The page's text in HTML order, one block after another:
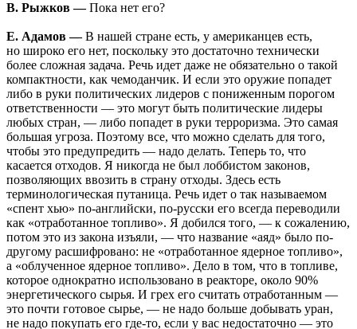
В. Рыжков —Пока нет его?
Е. Адамов —В нашей стране есть, у американцев есть,
но широко его нет, поскольку это достаточно технически
более сложная задача. Речь идет даже не обязательно о такой
компактности, как чемоданчик. И если это оружие попадет
либо в руки политических лидеров с пониженным порогом
ответственности — это могут быть политические лидеры
любых стран, — либо попадет в руки терроризма. Это самая
большая угроза. Поэтому все, что можно сделать для того,
чтобы это предупредить — надо делать. Теперь то, что
касается отходов. Я никогда не был лоббистом законов,
позволяющих ввозить в страну отходы. Здесь есть
терминологическая путаница. Речь идет о так называемом
«спент хью» по-английски, по-русски его всегда переводили
как «отработанное топливо». Я добился того, — к сожалению,
потом это из закона изъяли, — что название «аяд» было по-
другому расшифровано: не «отработанное ядерное топливо»,
а «облученное ядерное топливо». Дело в том, что в топливе,
которое однократно использовано в реакторе, около 90%
энергетического сырья. И грех его считать отработанным —
это почти готовое сырье, — не надо больше добывать уран,
не надо покупать его где-то, если у вас недостаточно — это